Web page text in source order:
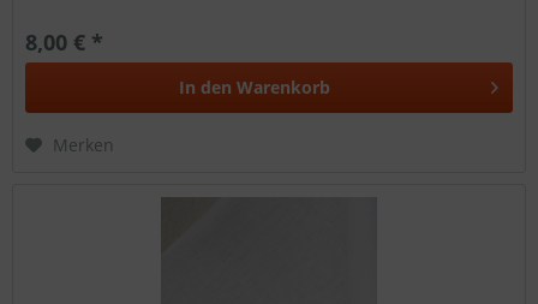
8,00 € *
In den Warenkorb
Merken